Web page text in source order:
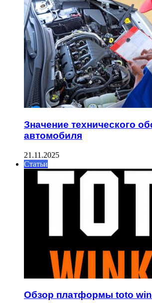
Значение технического
автомобиля
21.11.2025
Статьи
Обзор платформы toto